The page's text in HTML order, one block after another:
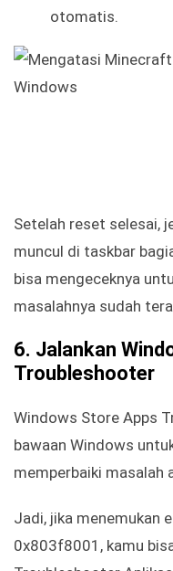
otomatis.
Setelah reset selesai,
muncul di taskbar
bisa mengeceknya
masalahnya sudah
6. Jalankan
Troubleshooter
Windows Store Apps
bawaan Windows
memperbaiki masalah
Jadi, jika menemukan
0x803f8001, kamu